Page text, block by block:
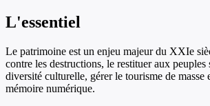
L'essentiel
Le patrimoine est un enjeu majeur du XXIe
contre les destructions, le restituer aux peuples
diversité culturelle, gérer le tourisme de masse
mémoire numérique.